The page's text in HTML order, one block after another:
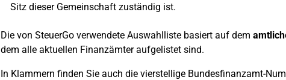
Sitz dieser Gemeinschaft zuständig ist.
Die von SteuerGo verwendete Auswahlliste basiert auf dem
dem alle aktuellen Finanzämter aufgelistet sind.
In Klammern finden Sie auch die vierstellige Bundesfinanzamt-